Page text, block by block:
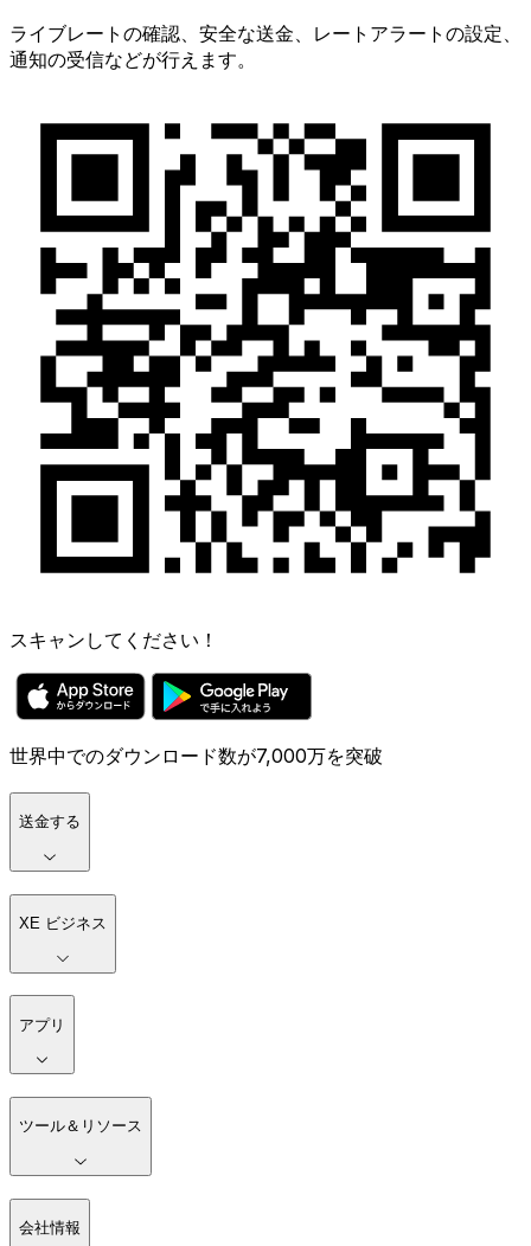
ライブレートの確認、安全な送金、レートアラートの設定、
通知の受信などが行えます。
スキャンしてください！
世界中でのダウンロード数が7,000万を突破
送金する
XE ビジネス
アプリ
ツール＆リソース
会社情報